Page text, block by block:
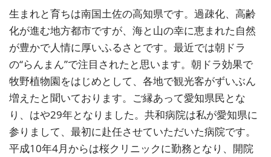
生まれと育ちは南国土佐の高知県です。過疎化、高齢
化が進む地方都市ですが、海と山の幸に恵まれた自然
が豊かで人情に厚いふるさとです。最近では朝ドラ
の“らんまん”で注目されたと思います。朝ドラ効果で
牧野植物園をはじめとして、各地で観光客がずいぶん
増えたと聞いております。ご縁あって愛知県民とな
り、はや29年となりました。共和病院は私が愛知県に
参りまして、最初に赴任させていただいた病院です。
平成10年4月からは桜クリニックに勤務となり、開院